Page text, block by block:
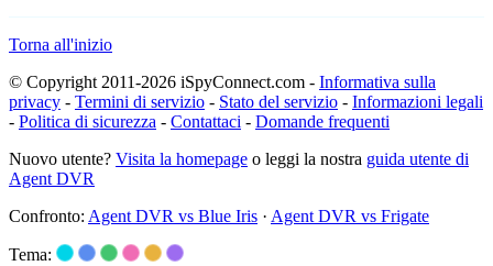
Torna all'inizio
© Copyright 2011-2026 iSpyConnect.com - Informativa sulla
privacy - Termini di servizio - Stato del servizio - Informazioni legali
- Politica di sicurezza - Contattaci - Domande frequenti
Nuovo utente? Visita la homepage o leggi la nostra guida utente di
Agent DVR
Confronto: Agent DVR vs Blue Iris · Agent DVR vs Frigate
Tema: